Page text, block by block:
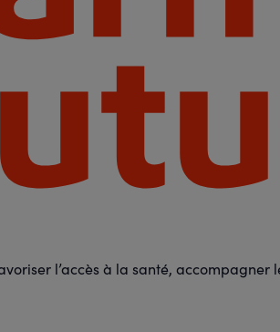
l’accès à la santé,